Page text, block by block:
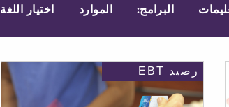
البرامج: الموارد اختيار اللغة
رصيد EBT